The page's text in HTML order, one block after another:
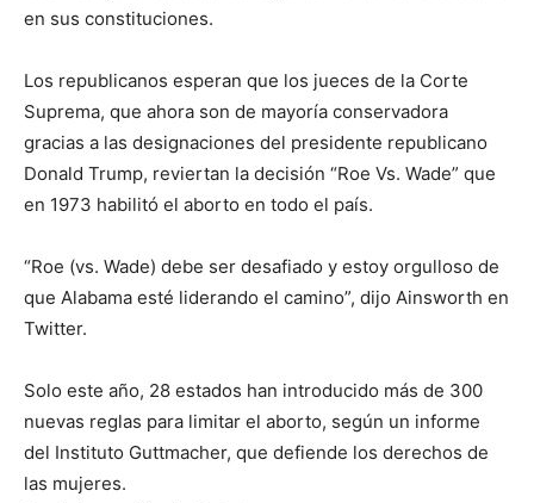
en sus constituciones.
Los republicanos esperan que los jueces de la Corte
Suprema, que ahora son de mayoría conservadora
gracias a las designaciones del presidente republicano
Donald Trump, reviertan la decisión “Roe Vs. Wade” que
en 1973 habilitó el aborto en todo el país.
“Roe (vs. Wade) debe ser desafiado y estoy orgulloso de
que Alabama esté liderando el camino”, dijo Ainsworth en
Twitter.
Solo este año, 28 estados han introducido más de 300
nuevas reglas para limitar el aborto, según un informe
del Instituto Guttmacher, que defiende los derechos de
las mujeres.